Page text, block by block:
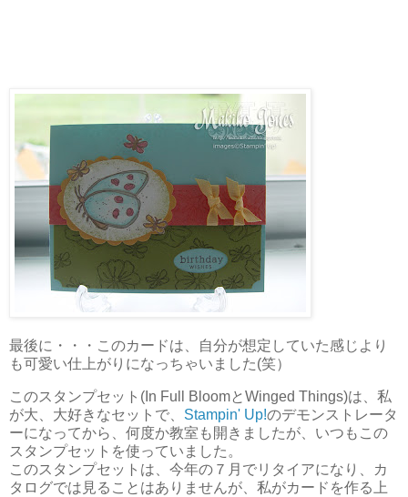
最後に・・・このカードは、自分が想定していた感じより
も可愛い仕上がりになっちゃいました(笑）
このスタンプセット(In Full BloomとWinged Things)は、私
が大、大好きなセットで、 Stampin' Up!のデモンストレータ
ーになってから、何度か教室も開きましたが、いつもこの
スタンプセットを使っていました。
このスタンプセットは、今年の７月でリタイアになり、カ
タログでは見ることはありませんが、私がカードを作る上